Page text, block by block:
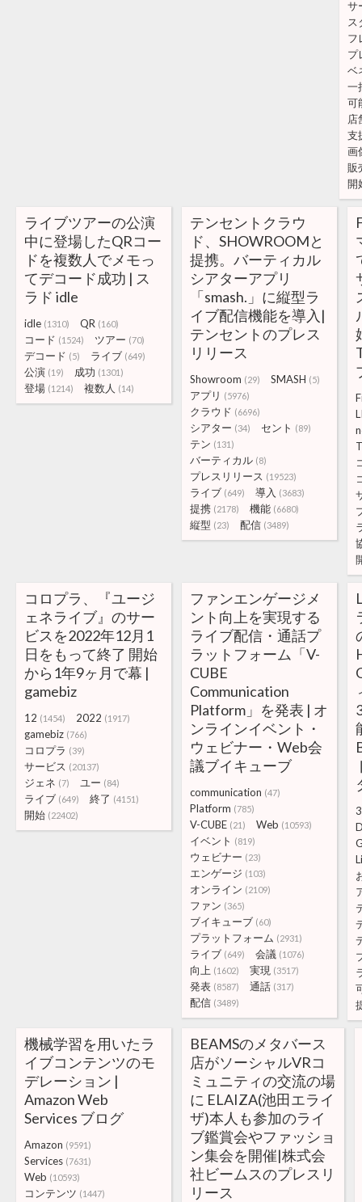
サ
ス
フ
プ
ベ
一
可
店
支
画
販
開
ライブツアーの公演
中に登場したQRコー
ドを複数人でメモっ
てデコード成功 | ス
ラド idle
idle (1310) QR (160)
コード (1524) ツアー (70)
デコード (5) ライブ (649)
公演 (19) 成功 (1301)
登場 (1214) 複数人 (14)
テンセントクラウ
ド、SHOWROOMと
提携。バーティカル
シアターアプリ
「smash.」に縦型ラ
イブ配信機能を導入|
テンセントのプレス
リリース
Showroom (29) SMASH (5)
アプリ (5976)
クラウド (6696)
シアター (34) セント (89)
テン (131)
バーティカル (8)
プレスリリース (19523)
ライブ (649) 導入 (3683)
提携 (2178) 機能 (6680)
縦型 (23) 配信 (3489)
コロプラ、『ユージ
ェネライブ』のサー
ビスを2022年12月1
日をもって終了 開始
から1年9ヶ月で幕 |
gamebiz
12 (1454) 2022 (1917)
gamebiz (766)
コロプラ (39)
サービス (20137)
ジェネ (7) ユー (84)
ライブ (649) 終了 (4151)
開始 (22402)
ファンエンゲージメ
ント向上を実現する
ライブ配信・通話プ
ラットフォーム「V-
CUBE
Communication
Platform」を発表 | オ
ンラインイベント・
ウェビナー・Web会
議ブイキューブ
communication (47)
Platform (785)
V-CUBE (21) Web (10593)
イベント (819)
ウェビナー (23)
エンゲージ (103)
オンライン (2109)
ファン (365)
ブイキューブ (60)
プラットフォーム (2931)
ライブ (649) 会議 (1076)
向上 (1602) 実現 (3517)
発表 (8587) 通話 (317)
配信 (3489)
機械学習を用いたラ
イブコンテンツのモ
デレーション |
Amazon Web
Services ブログ
Amazon (9591)
Services (7631)
Web (10593)
コンテンツ (1447)
BEAMSのメタバース
店がソーシャルVRコ
ミュニティの交流の場
に ELAIZA(池田エライ
ザ)本人も参加のライ
ブ鑑賞会やファッショ
ン集会を開催|株式会
社ビームスのプレスリ
リース